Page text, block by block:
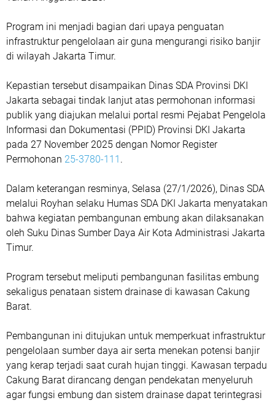
Program ini menjadi bagian dari upaya penguatan
infrastruktur pengelolaan air guna mengurangi risiko banjir
di wilayah Jakarta Timur.
Kepastian tersebut disampaikan Dinas SDA Provinsi DKI
Jakarta sebagai tindak lanjut atas permohonan informasi
publik yang diajukan melalui portal resmi Pejabat Pengelola
Informasi dan Dokumentasi (PPID) Provinsi DKI Jakarta
pada 27 November 2025 dengan Nomor Register
Permohonan 25-3780-111 .
Dalam keterangan resminya, Selasa (27/1/2026), Dinas SDA
melalui Royhan selaku Humas SDA DKI Jakarta menyatakan
bahwa kegiatan pembangunan embung akan dilaksanakan
oleh Suku Dinas Sumber Daya Air Kota Administrasi Jakarta
Timur.
Program tersebut meliputi pembangunan fasilitas embung
sekaligus penataan sistem drainase di kawasan Cakung
Barat.
Pembangunan ini ditujukan untuk memperkuat infrastruktur
pengelolaan sumber daya air serta menekan potensi banjir
yang kerap terjadi saat curah hujan tinggi. Kawasan terpadu
Cakung Barat dirancang dengan pendekatan menyeluruh
agar fungsi embung dan sistem drainase dapat terintegrasi